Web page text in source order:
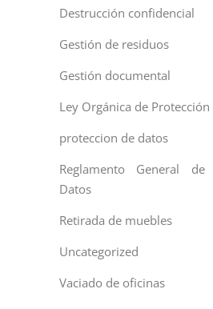
Destrucción confidencial
Gestión de residuos
Gestión documental
Ley Orgánica de
proteccion de datos
Reglamento General
Datos
Retirada de muebles
Uncategorized
Vaciado de oficinas